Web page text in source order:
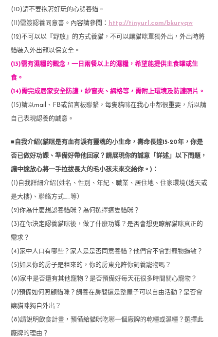
(10)請不要抱著好玩的心態養貓。
(11)需簽認養同意書。內容請參閱： http://tinyurl.com/bkuryqw
(12)不可以以『野放』的方式養貓，不可以讓貓咪單獨外出，外出時將
貓裝入外出籠以保安全。
(13)需有濕糧的觀念，一日兩餐以上的濕糧，希望能提供主食罐或生
食。
(14)需完成居家安全防護，紗窗夾、網格等，需附上環境及防護照片。
(15)請以mail、FB或留言板聯繫，每隻貓咪在我心中都很重要，所以請
自己表現認養的誠意。
■自我介紹(貓咪是有血有淚有靈魂的小生命，壽命長達15-20年，你是
否已做好功課、準備好帶他回家？請展現你的誠意「詳述」以下問題，
讓中途放心將一手拉拔長大的毛小孩未來交給你。)：
(1)自我詳細介紹(姓名、性別、年紀、職業、居住地、住家環境(透天或
是大樓)、聯絡方式……等）
(2)你為什麼想認養貓咪？為何選擇這隻貓咪？
(3)在你決定認養貓咪後，做了什麼功課？是否會想更瞭解貓咪真正的
需求？
(4)家中人口有哪些？家人是是否同意養貓？他們會不會對寵物過敏？
(5)如果你的房子是租來的，你的房東允許你飼養寵物嗎？
(6)家中是否還有其他寵物？是否預備好每天花很多時間關心寵物？
(7)預備如何照顧貓咪？飼養在房間還是整屋子可以自由活動？是否會
讓貓咪獨自外出？
(8)請說明飲食計畫，預備給貓咪吃哪一個廠牌的乾糧或濕糧？選擇此
廠牌的理由？